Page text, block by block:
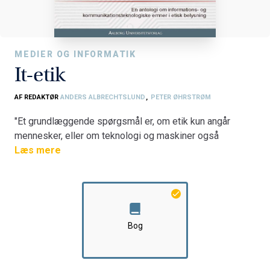
MEDIER OG INFORMATIK
It-etik
AF REDAKTØR ANDERS ALBRECHTSLUND, PETER ØHRSTRØM
"Et grundlæggende spørgsmål er, om etik kun angår
mennesker, eller om teknologi og maskiner også
falder indenfor etikkens område."
It-etik er nyt som emne for undervisning og forskning
både herhjemme og til dels i udlandet. I USA kan emnet
spores tilbage til 1950'erne, men det var først i
1970'erne og 80'erne, i takt med computerens stadig
Læs mere
Bog